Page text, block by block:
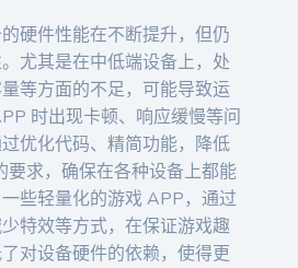
硬件性能在不断提升，但仍
尤其是在中低端设备上，处
等方面的不足，可能导致运
时出现卡顿、响应缓慢等问
优化代码、精简功能，降低
要求，确保在各种设备上都能
些轻量化的游戏 APP，通过
特效等方式，在保证游戏趣
对设备硬件的依赖，使得更